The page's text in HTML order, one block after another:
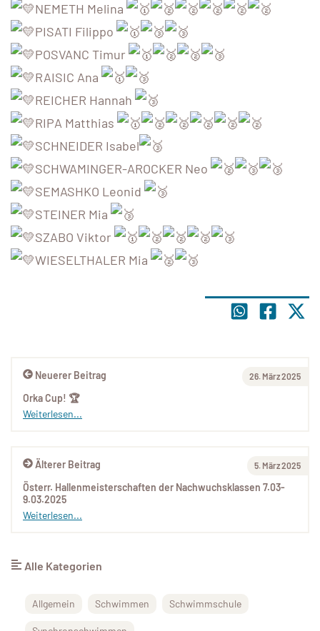
NEMETH Melina
PISATI Filippo
POSVANC Timur
RAISIC Ana
REICHER Hannah
RIPA Matthias
SCHNEIDER Isabel
SCHWAMINGER-AROCKER Neo
SEMASHKO Leonid
STEINER Mia
SZABO Viktor
WIESELTHALER Mia
Älterer Beitrag 5. März 2025
Österr. Hallenmeisterschaften der Nachwuchsklassen 7.03-
9.03.2025
Weiterlesen...
Neuerer Beitrag 26. März 2025
Orka Cup! 🏆
Weiterlesen...
Alle Kategorien
Allgemein Schwimmen Schwimmschule